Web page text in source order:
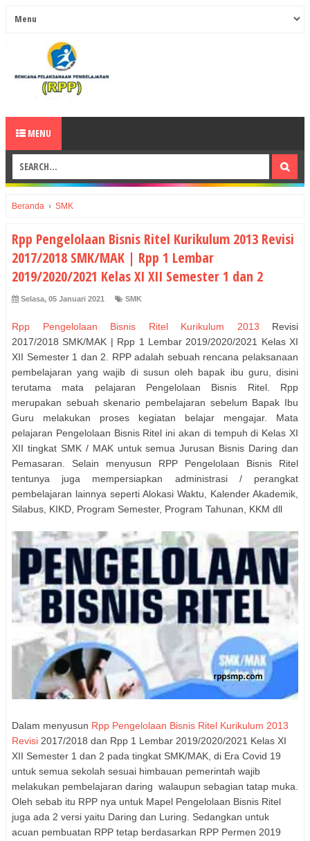
MENU
Beranda › SMK
Rpp Pengelolaan Bisnis Ritel Kurikulum 2013 Revisi
2017/2018 SMK/MAK | Rpp 1 Lembar
2019/2020/2021 Kelas XI XII Semester 1 dan 2
Selasa, 05 Januari 2021 SMK
Rpp Pengelolaan Bisnis Ritel Kurikulum 2013 Revisi
2017/2018 SMK/MAK | Rpp 1 Lembar 2019/2020/2021 Kelas XI
XII Semester 1 dan 2. RPP adalah sebuah rencana pelaksanaan
pembelajaran yang wajib di susun oleh bapak ibu guru, disini
terutama mata pelajaran Pengelolaan Bisnis Ritel. Rpp
merupakan sebuah skenario pembelajaran sebelum Bapak Ibu
Guru melakukan proses kegiatan belajar mengajar. Mata
pelajaran Pengelolaan Bisnis Ritel ini akan di tempuh di Kelas XI
XII tingkat SMK / MAK untuk semua Jurusan Bisnis Daring dan
Pemasaran. Selain menyusun RPP Pengelolaan Bisnis Ritel
tentunya juga mempersiapkan administrasi / perangkat
pembelajaran lainnya seperti Alokasi Waktu, Kalender Akademik,
Silabus, KIKD, Program Semester, Program Tahunan, KKM dll
Dalam menyusun Rpp Pengelolaan Bisnis Ritel Kurikulum 2013
Revisi 2017/2018 dan Rpp 1 Lembar 2019/2020/2021 Kelas XI
XII Semester 1 dan 2 pada tingkat SMK/MAK, di Era Covid 19
untuk semua sekolah sesuai himbauan pemerintah wajib
melakukan pembelajaran daring walaupun sebagian tatap muka.
Oleh sebab itu RPP nya untuk Mapel Pengelolaan Bisnis Ritel
juga ada 2 versi yaitu Daring dan Luring. Sedangkan untuk
acuan pembuatan RPP tetap berdasarkan RPP Permen 2019